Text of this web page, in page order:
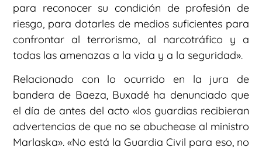
para reconocer su condición de profesión de
riesgo, para dotarles de medios suficientes para
confrontar al terrorismo, al narcotráfico y a
todas las amenazas a la vida y a la seguridad».
Relacionado con lo ocurrido en la jura de
bandera de Baeza, Buxadé ha denunciado que
el día de antes del acto «los guardias recibieran
advertencias de que no se abuchease al ministro
Marlaska». «No está la Guardia Civil para eso, no